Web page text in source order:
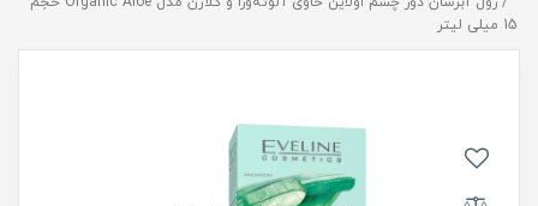
15 میلی لیتر